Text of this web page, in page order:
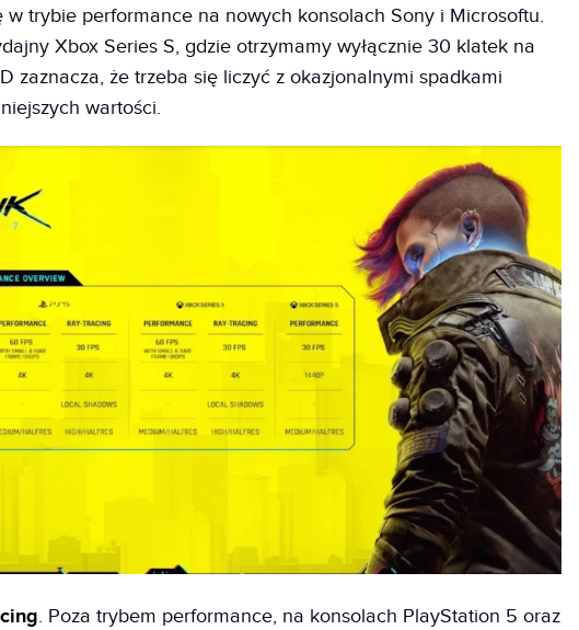
trybie performance na nowych konsolach Sony i Microsoftu.
Xbox Series S, gdzie otrzymamy wyłącznie 30 klatek na
zaznacza, że trzeba się liczyć z okazjonalnymi spadkami
wartości.
. Poza trybem performance, na konsolach PlayStation 5 oraz